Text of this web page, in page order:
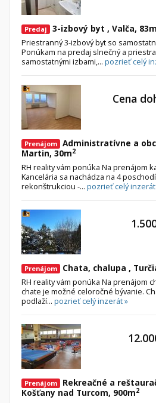
Predaj 3-izbový byt , Valča, 83m
Priestranný 3-izbový byt so
Ponúkam na predaj slnečný a
samostatnými izbami,... pozrieť celý
Prenájom Administratívne a
Martin, 30m2
RH reality vám ponúka Na prenájom
Kancelária sa nachádza na 4
rekonštrukciou -... pozrieť celý inzerát
Cena
Prenájom Chata, chalupa ,
RH reality vám ponúka Na prenájom
chate je možné celoročné bývanie.
podlaží... pozrieť celý inzerát »
Prenájom
Rekreačné a
Košťany nad Turcom, 900m2